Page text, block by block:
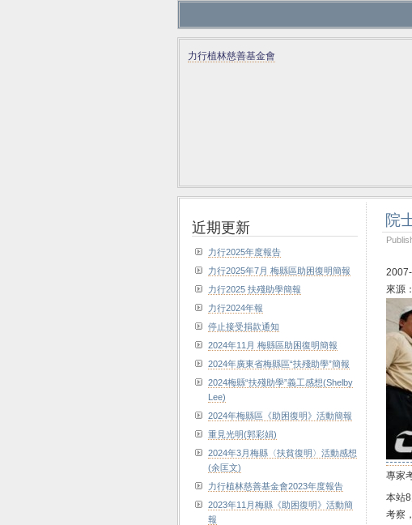
力行植林慈善基金會
院
來源
專家
本站
考察
近期更新
力行2025年度報告
力行2025年7月 梅縣區助困復明簡報
力行2025 扶殘助學簡報
力行2024年報
停止接受捐款通知
2024年11月 梅縣區助困復明簡報
2024年廣東省梅縣區“扶殘助學”簡報
2024梅縣“扶殘助學”義工感想(Shelby
Lee)
2024年梅縣區《助困復明》活動簡報
重見光明(郭彩娟)
2024年3月梅縣〈扶貧復明〉活動感想
(余匡文)
力行植林慈善基金會2023年度報告
2023年11月梅縣《助困復明》活動簡
報